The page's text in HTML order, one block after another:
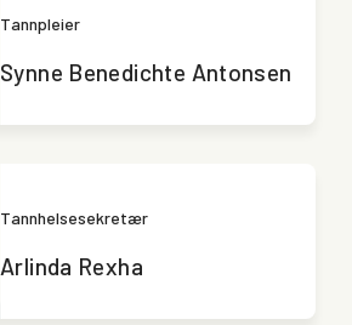
Tannpleier
Synne Benedichte Antonsen
Tannhelsesekretær
Arlinda Rexha